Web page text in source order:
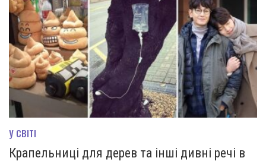
У СВІТІ
Крапельниці для дерев та інші дивні речі в